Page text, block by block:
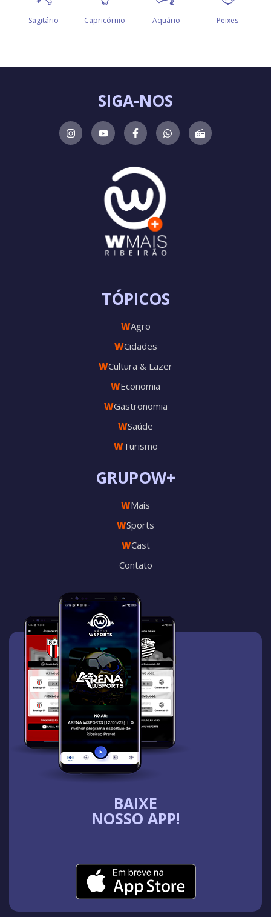
BAIXE
NOSSO APP!
GRUPOW+
WMais
WSports
WCast
Contato
TÓPICOS
WAgro
WCidades
WCultura & Lazer
WEconomia
WGastronomia
WSaúde
WTurismo
SIGA-NOS